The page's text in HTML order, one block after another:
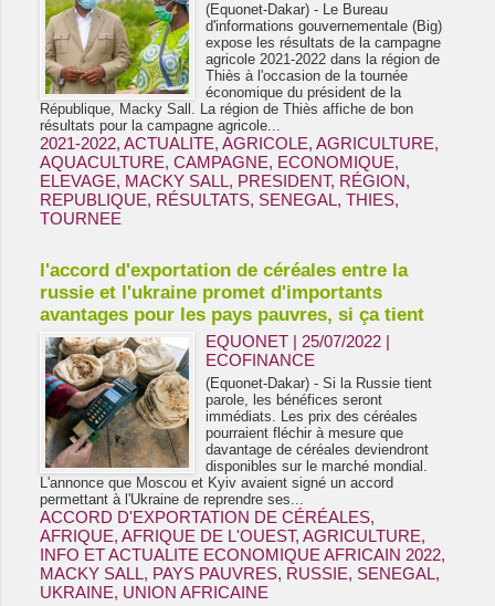
(Equonet-Dakar) - Le Bureau
d'informations gouvernementale (Big)
expose les résultats de la campagne
agricole 2021-2022 dans la région de
Thiès à l'occasion de la tournée
économique du président de la
République, Macky Sall. La région de Thiès affiche de bon
résultats pour la campagne agricole...
2021-2022, ACTUALITE, AGRICOLE, AGRICULTURE,
AQUACULTURE, CAMPAGNE, ECONOMIQUE,
ELEVAGE, MACKY SALL, PRESIDENT, RÉGION,
REPUBLIQUE, RÉSULTATS, SENEGAL, THIES,
TOURNEE
l'accord d'exportation de céréales entre la
russie et l'ukraine promet d'importants
avantages pour les pays pauvres, si ça tient
EQUONET | 25/07/2022 |
ECOFINANCE
(Equonet-Dakar) - Si la Russie tient
parole, les bénéfices seront
immédiats. Les prix des céréales
pourraient fléchir à mesure que
davantage de céréales deviendront
disponibles sur le marché mondial.
L'annonce que Moscou et Kyiv avaient signé un accord
permettant à l'Ukraine de reprendre ses...
ACCORD D'EXPORTATION DE CÉRÉALES,
AFRIQUE, AFRIQUE DE L'OUEST, AGRICULTURE,
INFO ET ACTUALITE ECONOMIQUE AFRICAIN 2022,
MACKY SALL, PAYS PAUVRES, RUSSIE, SENEGAL,
UKRAINE, UNION AFRICAINE